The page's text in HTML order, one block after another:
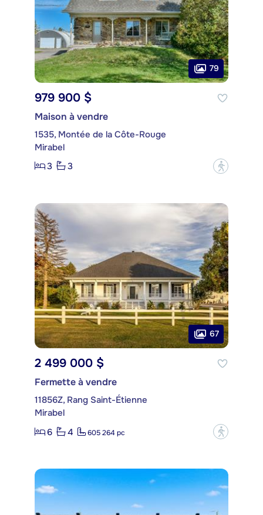
79
979 900 $
Maison à vendre
1535, Montée de la Côte-Rouge
Mirabel
3
3 ?
67
2 499 000 $
Fermette à vendre
11856Z, Rang Saint-Étienne
Mirabel
6
4 605 264 pc ?